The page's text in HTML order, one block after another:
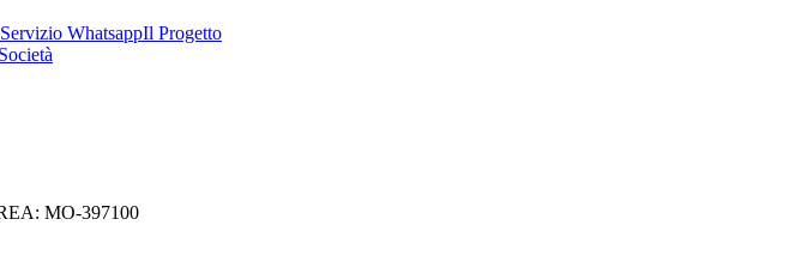
WhatsappIl Progetto
MO-397100